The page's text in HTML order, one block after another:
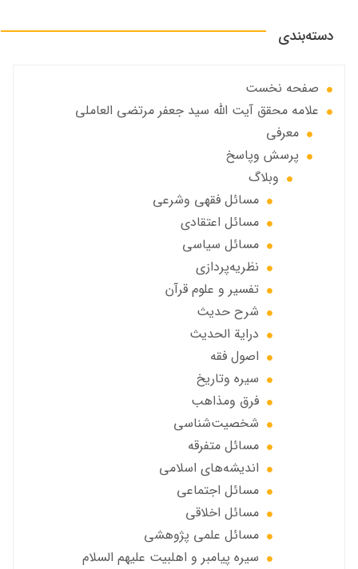
دسته‌بندی
صفحه نخست
علامه محقق آیت الله سید جعفر مرتضی العاملی
معرفی
پرسش وپاسخ
وبلاگ
مسائل فقهي وشرعي
مسائل اعتقادی
مسائل سياسي
نظریه‌پردازی
تفسیر و علوم قرآن
شرح حديث
درایة الحديث
اصول فقه
سیره وتاریخ
فرق ومذاهب
شخصیت‌شناسی
مسائل متفرقه
انديشه‌هاي اسلامي
مسائل اجتماعي
مسائل اخلاقي
مسائل علمی پژوهشی
سيره پيامبر و اهلبيت علیهم السلام